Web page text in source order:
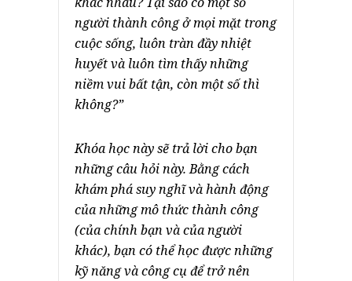
người thành công ở mọi mặt trong
cuộc sống, luôn tràn đầy nhiệt
huyết và luôn tìm thấy những
niềm vui bất tận, còn một số thì
không?”
Khóa học này sẽ trả lời cho bạn
những câu hỏi này. Bằng cách
khám phá suy nghĩ và hành động
của những mô thức thành công
(của chính bạn và của người
khác), bạn có thể học được những
kỹ năng và công cụ để trở nên